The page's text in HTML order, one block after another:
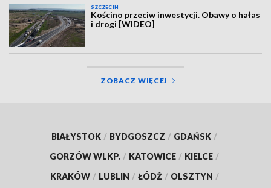
SZCZECIN
Kościno przeciw inwestycji. Obawy o hałas
i drogi [WIDEO]
ZOBACZ WIĘCEJ
BIAŁYSTOK / BYDGOSZCZ / GDAŃSK /
GORZÓW WLKP. / KATOWICE / KIELCE /
KRAKÓW / LUBLIN / ŁÓDŹ / OLSZTYN /